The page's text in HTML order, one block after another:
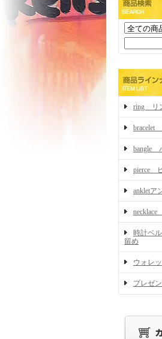
ring リ
bracelet
bangle
pierce
ankletア
時計ベ
留め
ウォレ
プレゼ